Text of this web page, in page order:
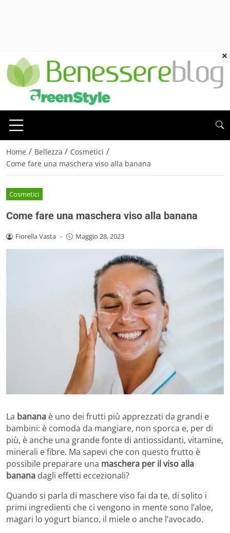
Home / Bellezza / Cosmetici /
Come fare una maschera viso alla banana
Cosmetici
Come fare una maschera viso alla banana
Fiorella Vasta - Maggio 28, 2023
La banana è uno dei frutti più apprezzati da grandi e
bambini: è comoda da mangiare, non sporca e, per di
più, è anche una grande fonte di antiossidanti, vitamine,
minerali e fibre. Ma sapevi che con questo frutto è
possibile preparare una maschera per il viso alla
banana dagli effetti eccezionali?
Quando si parla di maschere viso fai da te, di solito i
primi ingredienti che ci vengono in mente sono l’aloe,
magari lo yogurt bianco, il miele o anche l’avocado.
×